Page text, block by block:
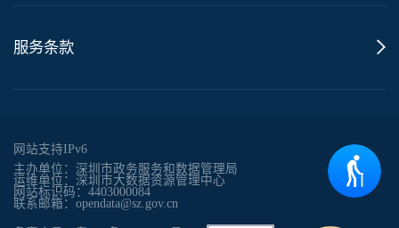
服务条款
网站支持IPv6
主办单位：深圳市政务服务和数据管理局
运维单位：深圳市大数据资源管理中心
网站标识码：4403000084
联系邮箱：opendata@sz.gov.cn